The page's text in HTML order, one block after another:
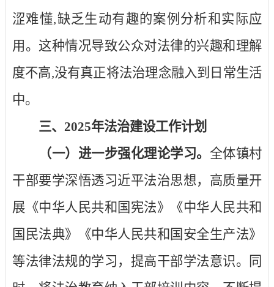
涩难懂,缺乏生动有趣的案例分析和实际应
用。这种情况导致公众对法律的兴趣和理解
度不高,没有真正将法治理念融入到日常生活
中。
三、2025年法治建设工作计划
（一）进一步强化理论学习。 全体镇村
干部要学深悟透习近平法治思想，高质量开
展《中华人民共和国宪法》《中华人民共和
国民法典》《中华人民共和国安全生产法》
等法律法规的学习，提高干部学法意识。同